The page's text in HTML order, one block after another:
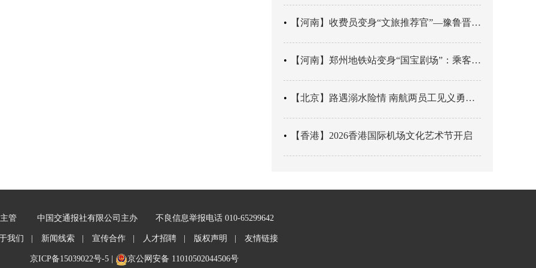
【河南】收费员变身“文旅推荐官”—豫鲁晋四地市交旅融合让游客一下高速就“入戏”
【河南】郑州地铁站变身“国宝剧场”：乘客刚出车厢，就“入戏”千年
【北京】路遇溺水险情 南航两员工见义勇为科学施救
【香港】2026香港国际机场文化艺术节开启
管 中国交通报社有限公司主办 不良信息举报电话 010-65299642
我们 | 新闻线索 | 宣传合作 | 人才招聘 | 版权声明 | 友情链接
京ICP备15039022号-5| 京公网安备 11010502044506号